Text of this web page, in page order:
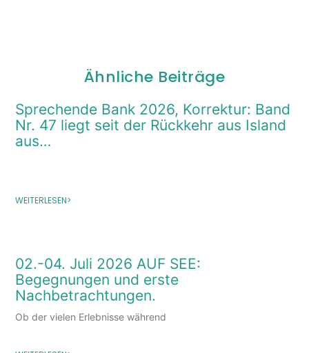
Ähnliche Beiträge
Sprechende Bank 2026, Korrektur: Band
Nr. 47 liegt seit der Rückkehr aus Island
aus…
WEITERLESEN>
02.-04. Juli 2026 AUF SEE:
Begegnungen und erste
Nachbetrachtungen.
Ob der vielen Erlebnisse während